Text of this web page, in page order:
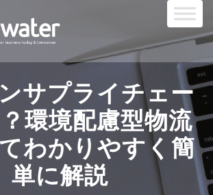
サプライチェー
環境配慮型物流
わかりやすく簡
単に解説